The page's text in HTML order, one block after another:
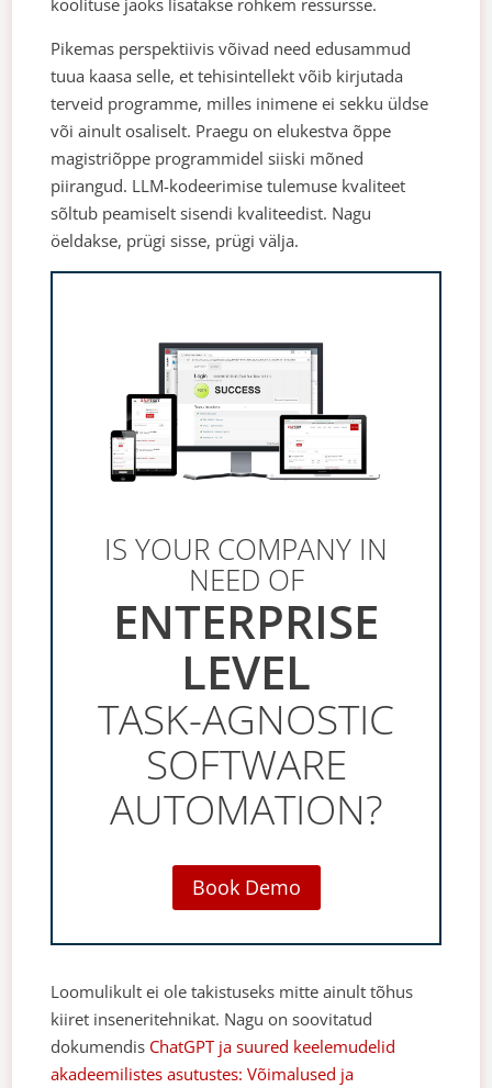
koolituse jaoks lisatakse rohkem ressursse.
Pikemas perspektiivis võivad need edusammud
tuua kaasa selle, et tehisintellekt võib kirjutada
terveid programme, milles inimene ei sekku üldse
või ainult osaliselt. Praegu on elukestva õppe
magistriõppe programmidel siiski mõned
piirangud. LLM-kodeerimise tulemuse kvaliteet
sõltub peamiselt sisendi kvaliteedist. Nagu
öeldakse, prügi sisse, prügi välja.
IS YOUR COMPANY IN
NEED OF
ENTERPRISE
LEVEL
TASK-AGNOSTIC
SOFTWARE
AUTOMATION?
Book Demo
Loomulikult ei ole takistuseks mitte ainult tõhus
kiiret inseneritehnikat. Nagu on soovitatud
dokumendis ChatGPT ja suured keelemudelid
akadeemilistes asutustes: Võimalused ja